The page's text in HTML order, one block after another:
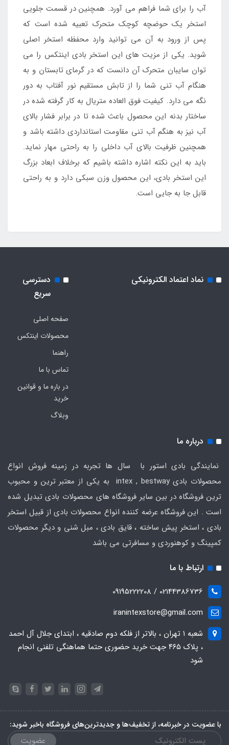
آب را برای شما فراهم می آورد. همچنین در قسمت جلویی
استخر یک حوضچه کوچک متحرک تعبیه شده است که
پس از ورود به آن می توانید وارد محفظه استخر اصلی
شوید. یکی از مزیت های این استخر بادی اینتکس را می
توان سایبان متحرک آن دانست که در گرمای تابستان و به
هنگام آب تنی شما را از تابش مستقیم نور آفتاب به دور
نگه می دارد. کیفیت فوق العاده متریال به کار گرفته شده در
ساختار بدنه این محصول باعث شده تا در برابر فشار بالای
آب نیز به هنگم آب تنی مقاومت استانداردی داشته باشد و
همچنین ظرفیت بالای آب داخلی را به راحتی مهار نماید.
باید به این نکته اشاره داشته باشیم که برخلاف ابعاد بزرگ
این استخر بادی، این محصول وزن سبکی دارد و به راحتی
قابل جا به جایی است.
نماد اعتماد الکترونیکی
دسترسی
سریع
صفحه اصلی
محصولات اینتکس
راهنما
تماس با ما
در باره ما و قوانین
خرید
وبلاگ
درباره ما
نمایندگی بادی استور با سال ها تجربه در زمینه فروش انواع
محصولات بادی intex , bestway به یکی از معتبر ترین و محبوب
ترین فروشگاه در بین سایر فروشگاه های محصولات بادی تبدیل شده
است . این فروشگاه عرضه کننده انواع محصولات بادی از قبیل استخر
بادی ، استخر پیش ساخته ، قایق بادی ، مبل شنی و دیگر محصولات
کمپینگ و کوهنوردی و مسافرتی می باشد
ارتباط با ما
02144386736 / 09195222208
iranintexstore@gmail.com
شعبه ۱ تهران ، بالاتر از فلکه دوم صادقیه ، ابتدای جلال آل احمد
، پلاک ۴۶۵ جهت خرید حضوری حتما هماهنگی تلفنی انجام
شود
با عضویت در خبرنامه، از تخفیف‌ها و جدیدترین‌های فروشگاه باخبر شوید:
عضویت